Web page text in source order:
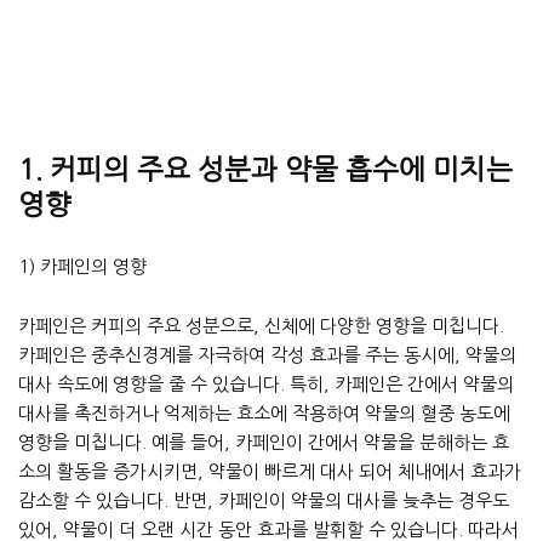
1. 커피의 주요 성분과 약물 흡수에 미치는
영향
1) 카페인의 영향
카페인은 커피의 주요 성분으로, 신체에 다양한 영향을 미칩니다.
카페인은 중추신경계를 자극하여 각성 효과를 주는 동시에, 약물의
대사 속도에 영향을 줄 수 있습니다. 특히, 카페인은 간에서 약물의
대사를 촉진하거나 억제하는 효소에 작용하여 약물의 혈중 농도에
영향을 미칩니다. 예를 들어, 카페인이 간에서 약물을 분해하는 효
소의 활동을 증가시키면, 약물이 빠르게 대사 되어 체내에서 효과가
감소할 수 있습니다. 반면, 카페인이 약물의 대사를 늦추는 경우도
있어, 약물이 더 오랜 시간 동안 효과를 발휘할 수 있습니다. 따라서